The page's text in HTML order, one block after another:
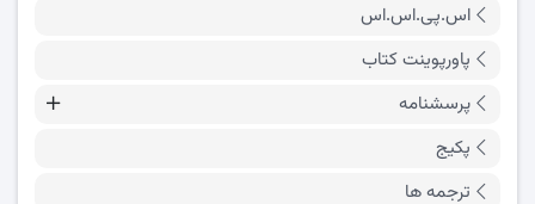
اس.پی.اس.اس
پاورپوینت کتاب
پرسشنامه
پکیج
ترجمه ها